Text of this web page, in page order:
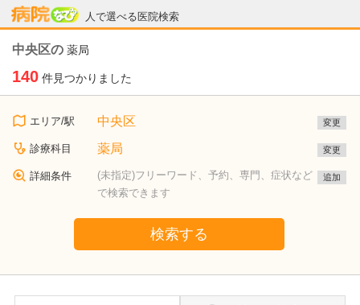
人で選べる医院検索
病院なび
中央区の 薬局
140 件見つかりました
エリア/駅 中央区 変更
診療科目 薬局 変更
詳細条件
(未指定)フリーワード、予約、専門、症状など
で検索できます
追加
検索する